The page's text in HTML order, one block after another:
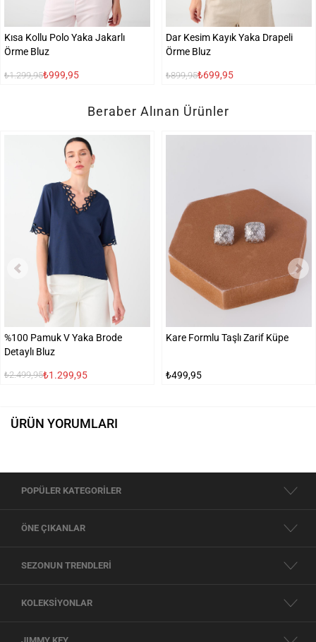
Kısa Kollu Polo Yaka Jakarlı
Örme Bluz
₺1.299,95₺999,95
Dar Kesim Kayık Yaka Drapeli
Örme Bluz
₺899,95₺699,95
Beraber Alınan Ürünler
%100 Pamuk V Yaka Brode
Detaylı Bluz
₺2.499,95₺1.299,95
Kare Formlu Taşlı Zarif Küpe
₺499,95
ÜRÜN YORUMLARI
POPÜLER KATEGORİLER
ÖNE ÇIKANLAR
SEZONUN TRENDLERİ
KOLEKSİYONLAR